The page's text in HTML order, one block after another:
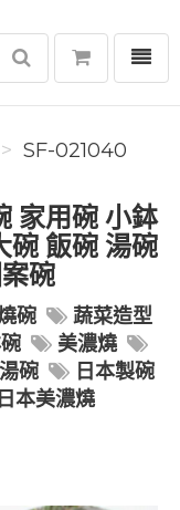
選單
SF-021040
家用碗 小鉢
碗 飯碗 湯碗
碗
碗
蔬菜造型
美濃燒
湯碗
日本製碗
日本美濃燒